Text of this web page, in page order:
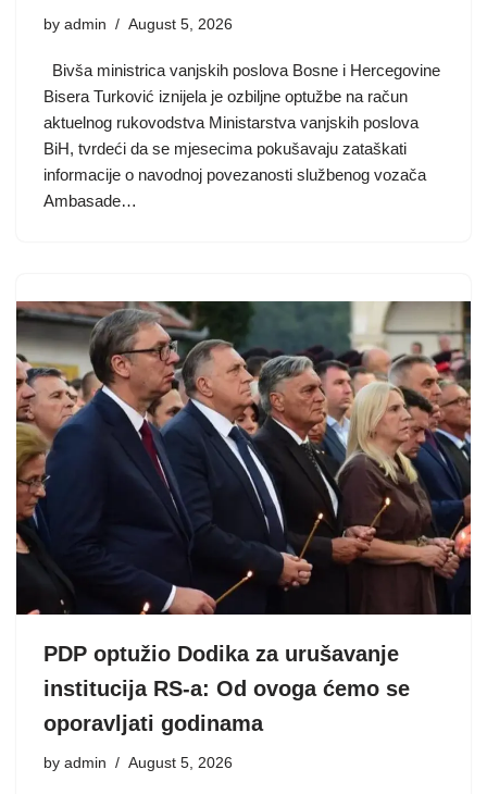
by admin August 5, 2026
Bivša ministrica vanjskih poslova Bosne i Hercegovine
Bisera Turković iznijela je ozbiljne optužbe na račun
aktuelnog rukovodstva Ministarstva vanjskih poslova
BiH, tvrdeći da se mjesecima pokušavaju zataškati
informacije o navodnoj povezanosti službenog vozača
Ambasade…
PDP optužio Dodika za urušavanje
institucija RS-a: Od ovoga ćemo se
oporavljati godinama
by admin August 5, 2026